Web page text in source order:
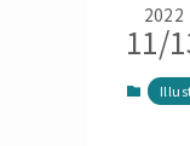
2022
11/